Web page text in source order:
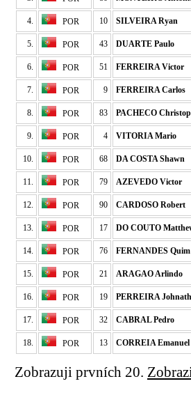
4. POR 10 SILVEIRA Ryan
5. POR 43 DUARTE Paulo
6. POR 51 FERREIRA Victor
7. POR 9 FERREIRA Carlos
8. POR 83 PACHECO
9. POR 4 VITORIA Mario
10. POR 68 DA COSTA Shawn
11. POR 79 AZEVEDO Victor
12. POR 90 CARDOSO Robert
13. POR 17 DO COUTO
14. POR 76 FERNANDES Quim
15. POR 21 ARAGAO Arlindo
16. POR 19 PERREIRA
17. POR 32 CABRAL Pedro
18. POR 13 CORREIA Emanuel
Zobrazuji prvních 20.